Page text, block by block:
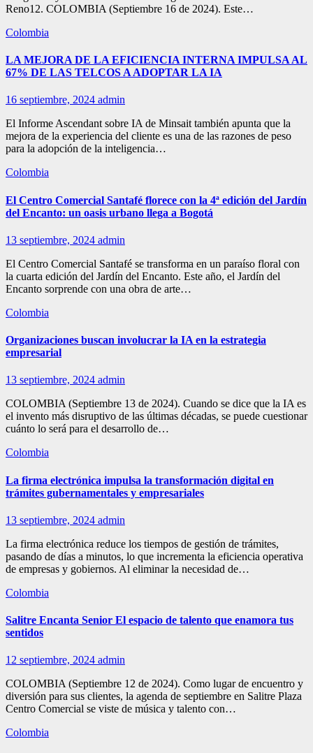
Reno12. COLOMBIA (Septiembre 16 de 2024). Este…
Colombia
LA MEJORA DE LA EFICIENCIA INTERNA IMPULSA AL
67% DE LAS TELCOS A ADOPTAR LA IA
16 septiembre, 2024 admin
El Informe Ascendant sobre IA de Minsait también apunta que la
mejora de la experiencia del cliente es una de las razones de peso
para la adopción de la inteligencia…
Colombia
El Centro Comercial Santafé florece con la 4ª edición del Jardín
del Encanto: un oasis urbano llega a Bogotá
13 septiembre, 2024 admin
El Centro Comercial Santafé se transforma en un paraíso floral con
la cuarta edición del Jardín del Encanto. Este año, el Jardín del
Encanto sorprende con una obra de arte…
Colombia
Organizaciones buscan involucrar la IA en la estrategia
empresarial
13 septiembre, 2024 admin
COLOMBIA (Septiembre 13 de 2024). Cuando se dice que la IA es
el invento más disruptivo de las últimas décadas, se puede cuestionar
cuánto lo será para el desarrollo de…
Colombia
La firma electrónica impulsa la transformación digital en
trámites gubernamentales y empresariales
13 septiembre, 2024 admin
La firma electrónica reduce los tiempos de gestión de trámites,
pasando de días a minutos, lo que incrementa la eficiencia operativa
de empresas y gobiernos. Al eliminar la necesidad de…
Colombia
Salitre Encanta Senior El espacio de talento que enamora tus
sentidos
12 septiembre, 2024 admin
COLOMBIA (Septiembre 12 de 2024). Como lugar de encuentro y
diversión para sus clientes, la agenda de septiembre en Salitre Plaza
Centro Comercial se viste de música y talento con…
Colombia